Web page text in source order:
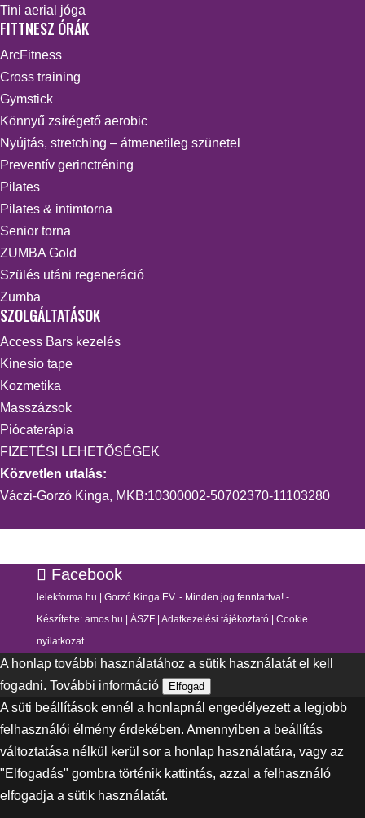
Tini aerial jóga
FITTNESZ ÓRÁK
ArcFitness
Cross training
Gymstick
Könnyű zsírégető aerobic
Nyújtás, stretching – átmenetileg szünetel
Preventív gerinctréning
Pilates
Pilates & intimtorna
Senior torna
ZUMBA Gold
Szülés utáni regeneráció
Zumba
SZOLGÁLTATÁSOK
Access Bars kezelés
Kinesio tape
Kozmetika
Masszázsok
Piócaterápia
FIZETÉSI LEHETŐSÉGEK
Közvetlen utalás:
Váczi-Gorzó Kinga, MKB:10300002-50702370-11103280
Facebook
lelekforma.hu | Gorzó Kinga EV. - Minden jog fenntartva! -
Készítette: amos.hu ÁSZF| Adatkezelési tájékoztató| Cookie
nyilatkozat
A honlap további használatához a sütik használatát el kell
fogadni. További információ Elfogad
A süti beállítások ennél a honlapnál engedélyezett a legjobb
felhasználói élmény érdekében. Amennyiben a beállítás
változtatása nélkül kerül sor a honlap használatára, vagy az
"Elfogadás" gombra történik kattintás, azzal a felhasználó
elfogadja a sütik használatát.